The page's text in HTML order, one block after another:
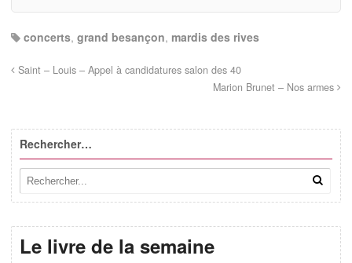
concerts, grand besançon, mardis des rives
Saint – Louis – Appel à candidatures salon des 40
Marion Brunet – Nos armes
Rechercher…
Le livre de la semaine